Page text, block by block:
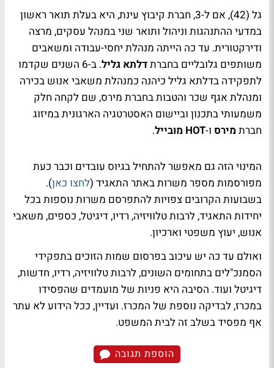
גל (42), אם ל-3, חברת קיבוץ עינת, היא בעלת תואר ראשון
במדעי ההתנהגות וניהול ותואר שני במנהל עסקים, מרצה
ודירקטורית. עד כה הייתה מנהלת יחסי-עבודה ומשאבים
משותפים גלובליים בחברתדלתא גליל
. ב-6 השנים שקדמו
לתפקידה בדלתא גליל כיהנה כמנהלת משאבי אנוש בכירה
ומנהלת אגף שכר והטבות בחברת מירס, שם לקחה חלק
משמעותי בתכנון וביישום האסטרטגיה הארגונית במיזוג
חברת מירס ו-HOT מובייל .
המינוי הזה גם מאפשר להתחיל בגיוס עובדים וכבר כעת
מפורסמות מספר משרות באתר התאגיד (לחצו כאן).
בשבועות הקרובים צפויות להתפרסם משרות נוספות בכל
יחידות התאגיד, לרבות טלוויזיה, רדיו, דיגיטל, כספים, משאבי
אנוש, יעוץ משפטי וארכיון.
ואולם עד כה יש עיכוב בפרסום שמות הזוכים בתפקידי
הסמנכ"לים בתחומים השונים, לרבות טלוויזיה, רדיו, חדשות,
דיגיטל ועוד. הסיבה היא פניות של מועמדים שהפסידו
במכרז, לבדיקה נוספת של המכרז. ועדיין, ככל הידוע לא עתר
אף מפסיד בשלב זה לבית המשפט.
הוספת תגובה